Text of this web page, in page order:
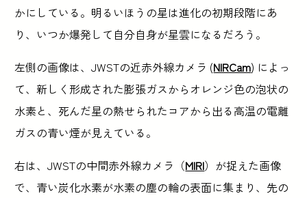
かにしている。明るいほうの星は進化の初期段階にあ
り、いつか爆発して自分自身が星雲になるだろう。
左側の画像は、JWSTの近赤外線カメラ (NIRCam) によっ
て、新しく形成された膨張ガスからオレンジ色の泡状の
水素と、死んだ星の熱せられたコアから出る高温の電離
ガスの青い煙が見えている。
右は、JWSTの中間赤外線カメラ（MIRI）が捉えた画像
で、青い炭化水素が水素の塵の輪の表面に集まり、先の